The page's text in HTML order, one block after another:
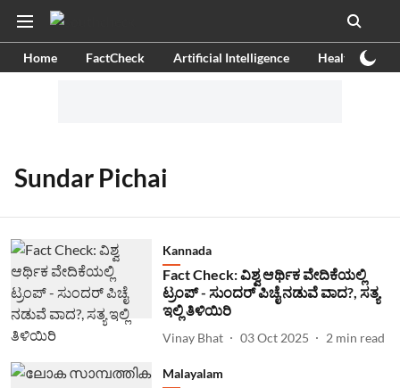
Home FactCheck Artificial Intelligence Health
Sundar Pichai
Kannada
Fact Check: ವಿಶ್ವ ಆರ್ಥಿಕ ವೇದಿಕೆಯಲ್ಲಿ
ಟ್ರಂಪ್ - ಸುಂದರ್ ಪಿಚೈ ನಡುವೆ ವಾದ?, ಸತ್ಯ
ಇಲ್ಲಿ ತಿಳಿಯಿರಿ
Vinay Bhat 03 Oct 2025 2 min read
Malayalam